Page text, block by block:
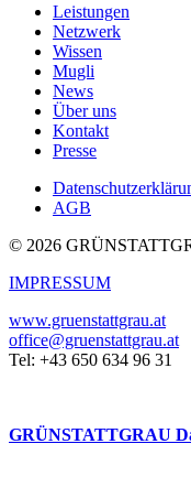
Leistungen
Netzwerk
Wissen
Mugli
News
Über uns
Kontakt
Presse
AGB
© 2026
IMPRESSUM
www.gruenstattgrau.at
office@gruenstattgrau.at
Tel: +43 650 634 96 31
GRÜNSTATTGRAU